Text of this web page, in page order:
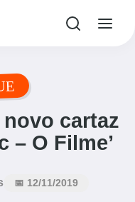
cartaz
– O Filme’
📅 12/11/2019